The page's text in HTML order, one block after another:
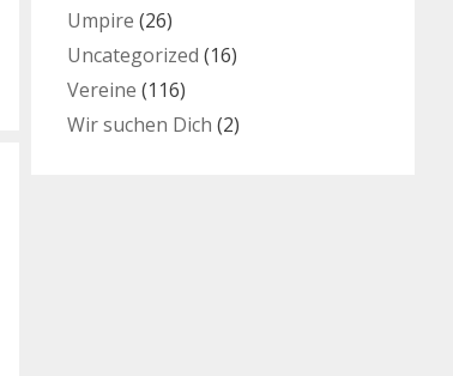
Umpire (26)
Uncategorized (16)
Vereine (116)
Wir suchen Dich (2)